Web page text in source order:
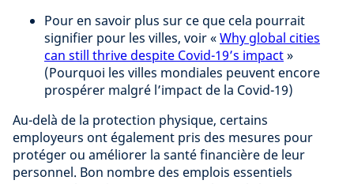
Pour en savoir plus sur ce que cela pourrait
signifier pour les villes, voir «Why global cities
can still thrive despite Covid-19’s impact»
(Pourquoi les villes mondiales peuvent encore
prospérer malgré l’impact de la Covid-19)
Au-delà de la protection physique, certains
employeurs ont également pris des mesures pour
protéger ou améliorer la santé financière de leur
personnel. Bon nombre des emplois essentiels